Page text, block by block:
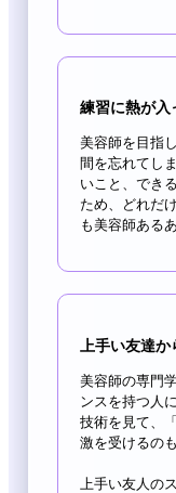
練習に熱が入
美容師を目指
間を忘れてし
いこと、でき
ため、どれだ
も美容師ある
上手い友達
美容師の専門
ンスを持つ人
技術を見て、
激を受けるの
上手い友人の